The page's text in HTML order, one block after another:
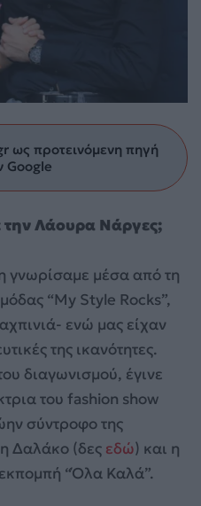
ως προτεινόμενη πηγή
Google
την Λάουρα Νάργες;
γνωρίσαμε μέσα από τη
“My Style Rocks”,
ενώ μας είχαν
της ικανότητες.
διαγωνισμού, έγινε
του fashion show
σύντροφο της
Δαλάκο (δες εδώ) και η
εκπομπή “Όλα Καλά”.